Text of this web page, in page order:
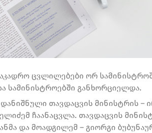
ცვლილებები ორ
სამინისტროებში განხორციელდა.
თავდაცვის მინისტრის –
ჩაანაცვლა. თავდაცვის
და მოადგილემ – გიორგი